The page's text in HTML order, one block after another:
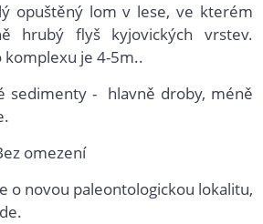
opuštěný lom v lese, ve kterém
hrubý flyš kyjovických vrstev.
je 4-5m..
sedimenty - hlavně droby, méně
omezení
o novou paleontologickou lokalitu,